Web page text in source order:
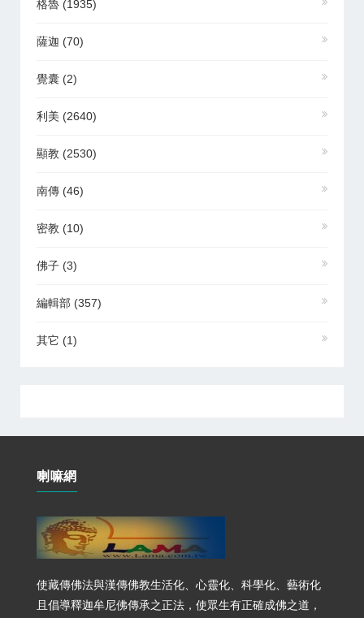
格魯 (1935)
薩迦 (70)
覺囊 (2)
利美 (2640)
顯教 (2530)
南傳 (46)
密教 (10)
佛子 (3)
編輯部 (357)
其它 (1)
喇嘛網
使藏傳佛法與漢傳佛教生活化、心靈化、科學化、藝術化
且倡導釋迦牟尼佛傳承之正法，使眾生有正確成佛之道，